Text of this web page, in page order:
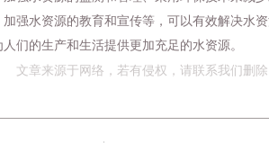
强水资源的教育和宣传等，可以有效解决水
们的生产和生活提供更加充足的水资源。
文章来源于网络，若有侵权，请联系我们删